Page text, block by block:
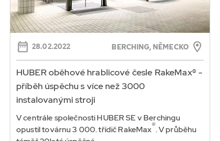
28.02.2022 BERCHING, NĚMECKO
HUBER oběhové hrablicové česle RakeMax® -
příběh úspěchu s více než 3000
instalovanými stroji
V centrále společnosti HUBER SE v Berchingu
opustil továrnu 3 000. třídič RakeMax®. V průběhu